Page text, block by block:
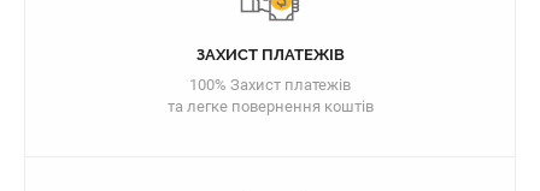
ЗАХИСТ ПЛАТЕЖІВ
100% Захист платежів
та легке повернення коштів